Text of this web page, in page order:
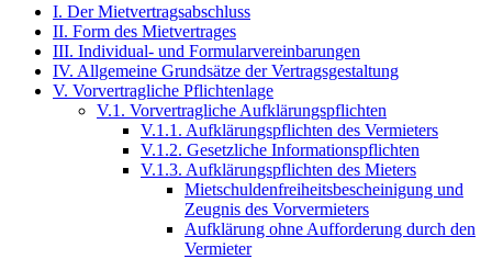
I. Der Mietvertragsabschluss
II. Form des Mietvertrages
III. Individual- und Formularvereinbarungen
IV. Allgemeine Grundsätze der Vertragsgestaltung
V. Vorvertragliche Pflichtenlage
V.1. Vorvertragliche Aufklärungspflichten
V.1.1. Aufklärungspflichten des Vermieters
V.1.2. Gesetzliche Informationspflichten
V.1.3. Aufklärungspflichten des Mieters
Mietschuldenfreiheitsbescheinigung und
Zeugnis des Vorvermieters
Aufklärung ohne Aufforderung durch den
Vermieter